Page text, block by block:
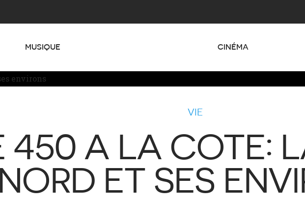
MUSIQUE CINÉMA
VIE
450 A LA COTE:
NORD ET SES